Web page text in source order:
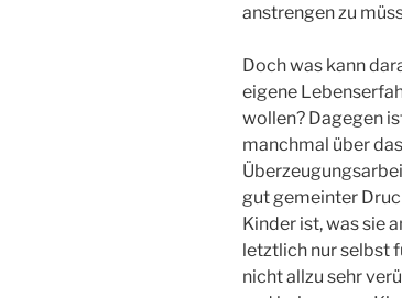
anstrengen zu
Doch was kann
eigene
wollen? Dagegen
manchmal über
gut gemeinter
Kinder ist, was sie
letztlich nur selbst
nicht allzu sehr